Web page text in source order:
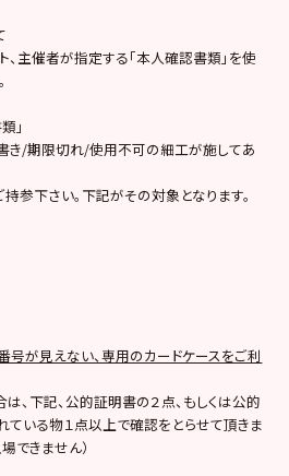
、主催者が指定する「本人確認書類」を使
」
き/期限切れ/使用不可の細工が施してあ
参下さい。下記がその対象となります。
号が見えない、専用のカードケースをご利
、下記、公的証明書の２点、もしくは公的
ている物１点以上で確認をとらせて頂きま
できません）